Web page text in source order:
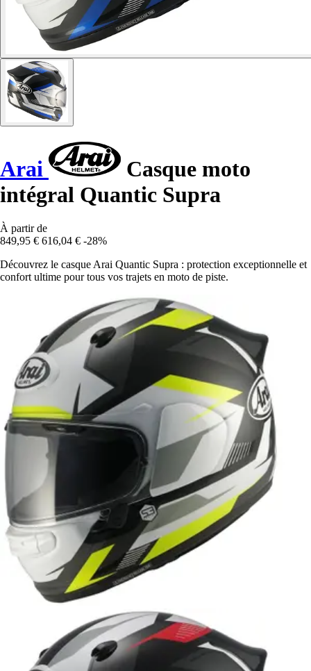
Arai
Casque moto
intégral Quantic Supra
À partir de
849,95 € 616,04 € -28%
Découvrez le casque Arai Quantic Supra : protection exceptionnelle et
confort ultime pour tous vos trajets en moto de piste.